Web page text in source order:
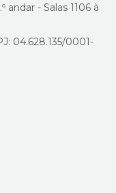
andar - Salas 1106 à
04.628.135/0001-